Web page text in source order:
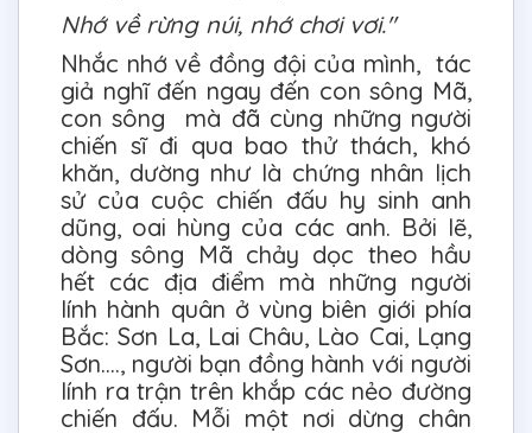
Nhớ về rừng núi, nhớ chơi vơi."
Nhắc nhớ về đồng đội của mình, tác
giả nghĩ đến ngay đến con sông Mã,
con sông mà đã cùng những người
chiến sĩ đi qua bao thử thách, khó
khăn, dường như là chứng nhân lịch
sử của cuộc chiến đấu hy sinh anh
dũng, oai hùng của các anh. Bởi lẽ,
dòng sông Mã chảy dọc theo hầu
hết các địa điểm mà những người
lính hành quân ở vùng biên giới phía
Bắc: Sơn La, Lai Châu, Lào Cai, Lạng
Sơn...., người bạn đồng hành với người
lính ra trận trên khắp các nẻo đường
chiến đấu. Mỗi một nơi dừng chân